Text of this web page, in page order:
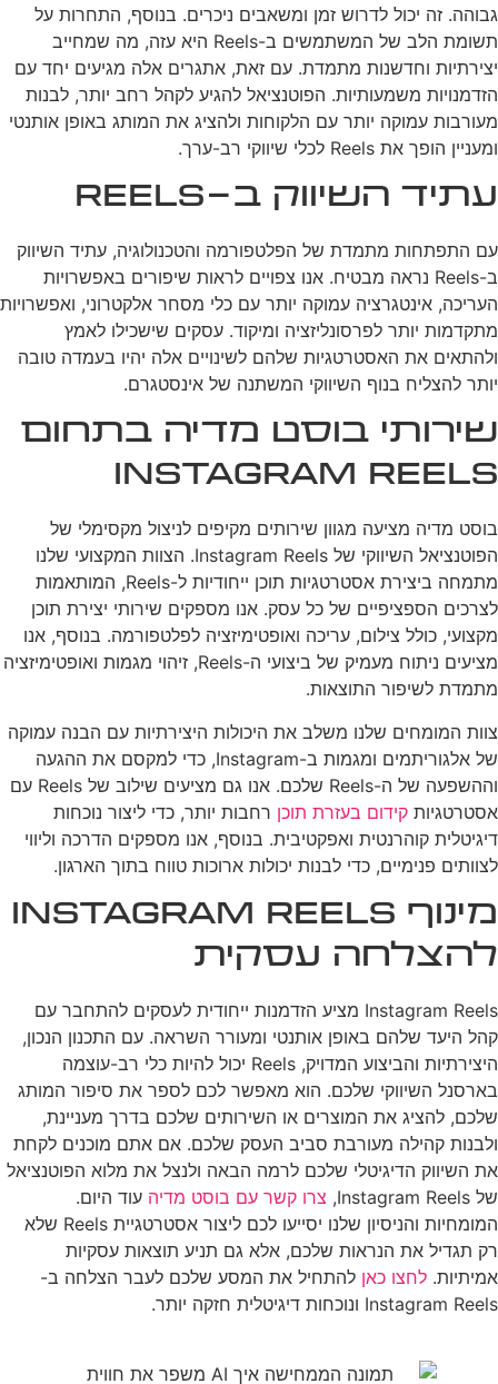
גבוהה. זה יכול לדרוש זמן ומשאבים ניכרים. בנוסף, התחרות על
תשומת הלב של המשתמשים ב-Reels היא עזה, מה שמחייב
יצירתיות וחדשנות מתמדת. עם זאת, אתגרים אלה מגיעים יחד עם
הזדמנויות משמעותיות. הפוטנציאל להגיע לקהל רחב יותר, לבנות
מעורבות עמוקה יותר עם הלקוחות ולהציג את המותג באופן אותנטי
ומעניין הופך את Reels לכלי שיווקי רב-ערך.
עתיד השיווק ב-Reels
עם התפתחות מתמדת של הפלטפורמה והטכנולוגיה, עתיד השיווק
ב-Reels נראה מבטיח. אנו צפויים לראות שיפורים באפשרויות
העריכה, אינטגרציה עמוקה יותר עם כלי מסחר אלקטרוני, ואפשרויות
מתקדמות יותר לפרסונליזציה ומיקוד. עסקים שישכילו לאמץ
ולהתאים את האסטרטגיות שלהם לשינויים אלה יהיו בעמדה טובה
יותר להצליח בנוף השיווקי המשתנה של אינסטגרם.
שירותי בוסט מדיה בתחום
Instagram Reels
בוסט מדיה מציעה מגוון שירותים מקיפים לניצול מקסימלי של
הפוטנציאל השיווקי של Instagram Reels. הצוות המקצועי שלנו
מתמחה ביצירת אסטרטגיות תוכן ייחודיות ל-Reels, המותאמות
לצרכים הספציפיים של כל עסק. אנו מספקים שירותי יצירת תוכן
מקצועי, כולל צילום, עריכה ואופטימיזציה לפלטפורמה. בנוסף, אנו
מציעים ניתוח מעמיק של ביצועי ה-Reels, זיהוי מגמות ואופטימיזציה
מתמדת לשיפור התוצאות.
צוות המומחים שלנו משלב את היכולות היצירתיות עם הבנה עמוקה
של אלגוריתמים ומגמות ב-Instagram, כדי למקסם את ההגעה
וההשפעה של ה-Reels שלכם. אנו גם מציעים שילוב של Reels עם
אסטרטגיות קידום בעזרת תוכן רחבות יותר, כדי ליצור נוכחות
דיגיטלית קוהרנטית ואפקטיבית. בנוסף, אנו מספקים הדרכה וליווי
לצוותים פנימיים, כדי לבנות יכולות ארוכות טווח בתוך הארגון.
מינוף Instagram Reels
להצלחה עסקית
Instagram Reels מציע הזדמנות ייחודית לעסקים להתחבר עם
קהל היעד שלהם באופן אותנטי ומעורר השראה. עם התכנון הנכון,
היצירתיות והביצוע המדויק, Reels יכול להיות כלי רב-עוצמה
בארסנל השיווקי שלכם. הוא מאפשר לכם לספר את סיפור המותג
שלכם, להציג את המוצרים או השירותים שלכם בדרך מעניינת,
ולבנות קהילה מעורבת סביב העסק שלכם. אם אתם מוכנים לקחת
את השיווק הדיגיטלי שלכם לרמה הבאה ולנצל את מלוא הפוטנציאל
של Instagram Reels,
צרו קשר עם בוסט מדיה עוד היום.
המומחיות והניסיון שלנו יסייעו לכם ליצור אסטרטגיית Reels שלא
רק תגדיל את הנראות שלכם, אלא גם תניע תוצאות עסקיות
אמיתיות. לחצו כאן להתחיל את המסע שלכם לעבר הצלחה ב-
Instagram Reels ונוכחות דיגיטלית חזקה יותר.